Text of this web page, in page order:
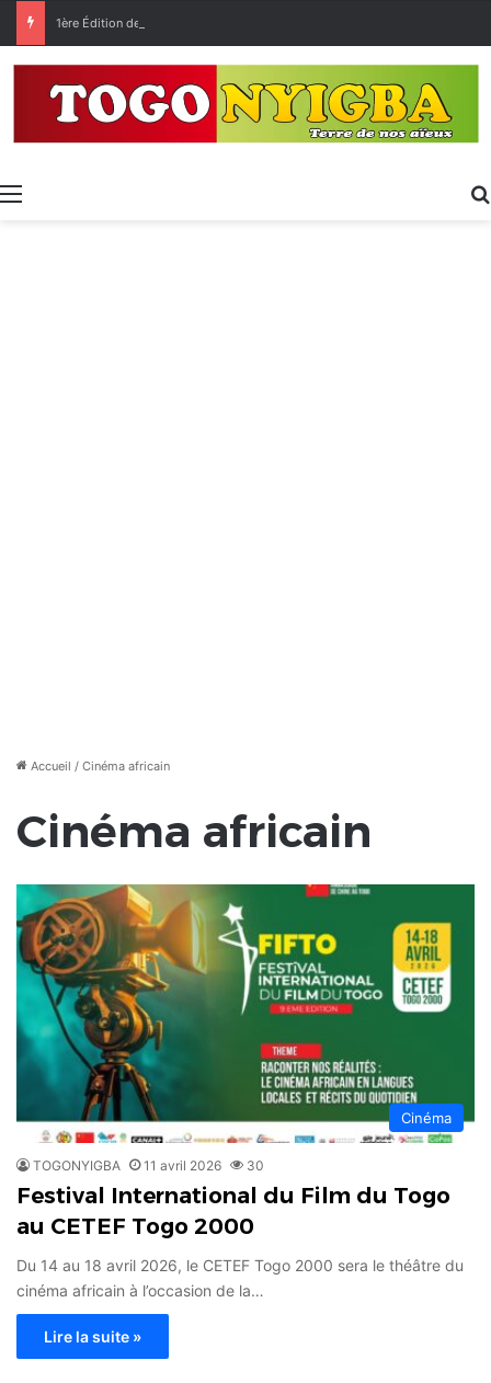
Menu
Accueil / Cinéma africain
Cinéma africain
Cinéma
TOGONYIGBA 11 avril 2026 30
Festival International du Film du Togo
au CETEF Togo 2000
Du 14 au 18 avril 2026, le CETEF Togo 2000 sera le théâtre du
cinéma africain à l’occasion de la…
Lire la suite »